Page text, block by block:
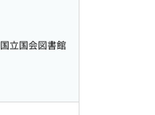
国立国会図書館